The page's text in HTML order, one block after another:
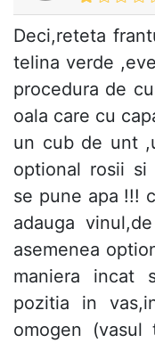
Deci,reteta
telina verde
procedura de
oala care cu
un cub de unt
optional rosii si
se pune apa !!!
adauga
asemenea
maniera incat
pozitia in
omogen